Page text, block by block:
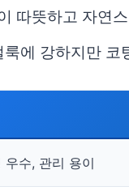
따뜻하고 자연
에 강하지만
우수, 관리 용이